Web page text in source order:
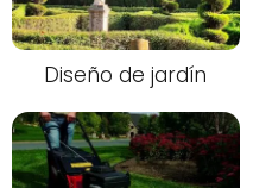
Diseño de jardín